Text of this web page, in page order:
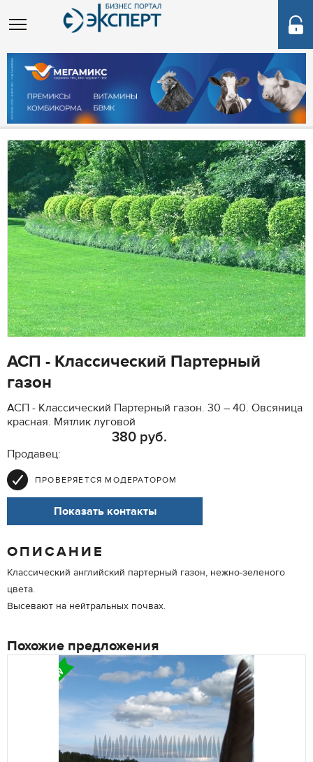
АСП - Классический Партерный
газон
АСП - Классический Партерный газон. 30 – 40. Овсяница
красная. Мятлик луговой
380 руб.
Продавец:
ПРОВЕРЯЕТСЯ МОДЕРАТОРОМ
Показать контакты
ОПИСАНИЕ
Классический английский партерный газон, нежно-зеленого
цвета.
Высевают на нейтральных почвах.
Похожие предложения